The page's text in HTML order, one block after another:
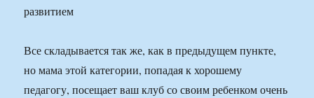
развитием
Все складывается так же, как в предыдущем пункте,
но мама этой категории, попадая к хорошему
педагогу, посещает ваш клуб со своим ребенком очень